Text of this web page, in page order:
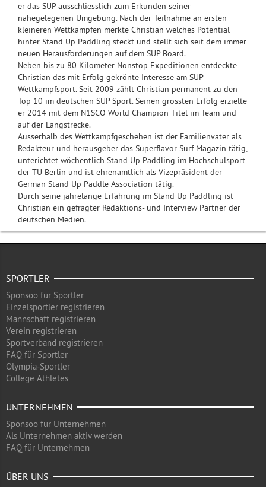
er das SUP ausschliesslich zum Erkunden seiner
nahegelegenen Umgebung. Nach der Teilnahme an ersten
kleineren Wettkämpfen merkte Christian welches Potential
hinter Stand Up Paddling steckt und stellt sich seit dem immer
neuen Herausforderungen auf dem SUP Board.
Neben bis zu 80 Kilometer Nonstop Expeditionen entdeckte
Christian das mit Erfolg gekrönte Interesse am SUP
Wettkampfsport. Seit 2009 zählt Christian permanent zu den
Top 10 im deutschen SUP Sport. Seinen grössten Erfolg erzielte
er 2014 mit dem N1SCO World Champion Titel im Team und
auf der Langstrecke.
Ausserhalb des Wettkampfgeschehen ist der Familienvater als
Redakteur und herausgeber das Superflavor Surf Magazin tätig,
unterichtet wöchentlich Stand Up Paddling im Hochschulsport
der TU Berlin und ist ehrenamtlich als Vizepräsident der
German Stand Up Paddle Association tätig.
Durch seine jahrelange Erfahrung im Stand Up Paddling ist
Christian ein gefragter Redaktions- und Interview Partner der
deutschen Medien.
SPORTLER
Sponsoo für Sportler
Einzelsportler registrieren
Mannschaft registrieren
Verein registrieren
Sportverband registrieren
FAQ für Sportler
Olympia-Sportler
College Athletes
UNTERNEHMEN
Sponsoo für Unternehmen
Als Unternehmen aktiv werden
FAQ für Unternehmen
ÜBER UNS